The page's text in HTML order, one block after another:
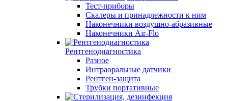
Тест-приборы
Скалеры и принадлежности к ним
Наконечники воздушно-абразивные
Наконечники Air-Flo
Рентгенодиагностика
Разное
Интраоральные датчики
Рентген-защита
Трубки портативные